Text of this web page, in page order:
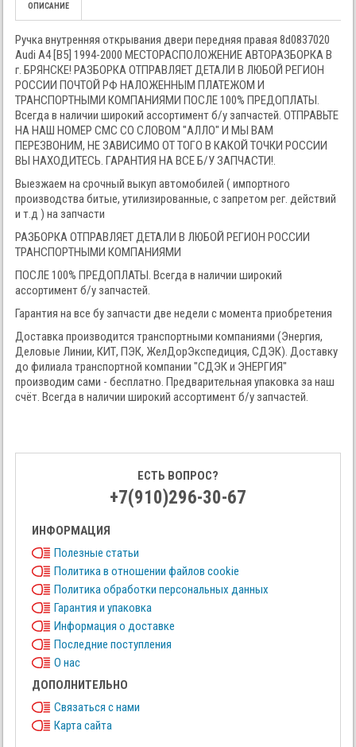
ОПИСАНИЕ
Ручка внутренняя открывания двери передняя правая 8d0837020
Audi A4 [B5] 1994-2000 МЕСТОРАСПОЛОЖЕНИЕ АВТОРАЗБОРКА В
г. БРЯНСКЕ! РАЗБОРКА ОТПРАВЛЯЕТ ДЕТАЛИ В ЛЮБОЙ РЕГИОН
РОССИИ ПОЧТОЙ РФ НАЛОЖЕННЫМ ПЛАТЕЖОМ И
ТРАНСПОРТНЫМИ КОМПАНИЯМИ ПОСЛЕ 100% ПРЕДОПЛАТЫ.
Всегда в наличии широкий ассортимент б/у запчастей. ОТПРАВЬТЕ
НА НАШ НОМЕР СМС СО СЛОВОМ "АЛЛО" И МЫ ВАМ
ПЕРЕЗВОНИМ, НЕ ЗАВИСИМО ОТ ТОГО В КАКОЙ ТОЧКИ РОССИИ
ВЫ НАХОДИТЕСЬ. ГАРАНТИЯ НА ВСЕ Б/У ЗАПЧАСТИ!.
Выезжаем на срочный выкуп автомобилей ( импортного
производства битые, утилизированные, с запретом рег. действий
и т.д ) на запчасти
РАЗБОРКА ОТПРАВЛЯЕТ ДЕТАЛИ В ЛЮБОЙ РЕГИОН РОССИИ
ТРАНСПОРТНЫМИ КОМПАНИЯМИ
ПОСЛЕ 100% ПРЕДОПЛАТЫ. Всегда в наличии широкий
ассортимент б/у запчастей.
Гарантия на все бу запчасти две недели с момента приобретения
Доставка производится транспортными компаниями (Энергия,
Деловые Линии, КИТ, ПЭК, ЖелДорЭкспедиция, СДЭК). Доставку
до филиала транспортной компании "СДЭК и ЭНЕРГИЯ"
производим сами - бесплатно. Предварительная упаковка за наш
счёт. Всегда в наличии широкий ассортимент б/у запчастей.
ЕСТЬ ВОПРОС?
+7(910)296-30-67
ИНФОРМАЦИЯ
Полезные статьи
Политика в отношении файлов cookie
Политика обработки персональных данных
Гарантия и упаковка
Информация о доставке
Последние поступления
О нас
ДОПОЛНИТЕЛЬНО
Связаться с нами
Карта сайта